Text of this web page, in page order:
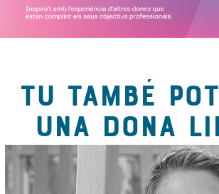
TU TAMBÉ
UNA DONA